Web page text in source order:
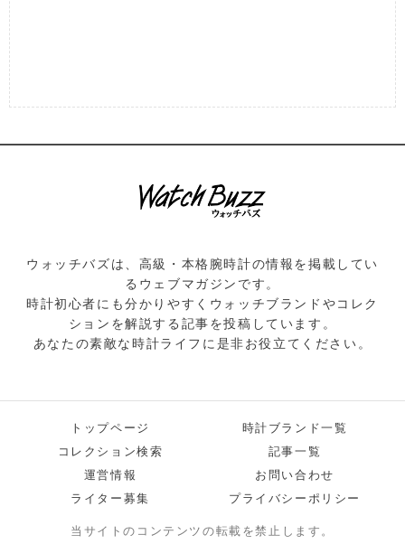
ウォッチバズは、高級・本格腕時計の情報を掲載してい
るウェブマガジンです。
時計初心者にも分かりやすくウォッチブランドやコレク
ションを解説する記事を投稿しています。
あなたの素敵な時計ライフに是非お役立てください。
トップページ
時計ブランド一覧
コレクション検索
記事一覧
運営情報
お問い合わせ
ライター募集
プライバシーポリシー
当サイトのコンテンツの転載を禁止します。